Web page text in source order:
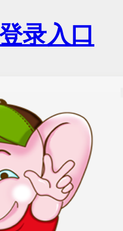
录入口